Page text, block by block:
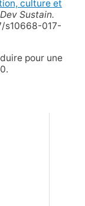
culture et
Sustain.
s10668-017-
pour une